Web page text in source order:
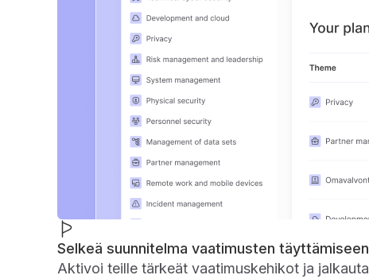
Selkeä suunnitelma vaatimusten täyttämiseen
Aktivoi teille tärkeät vaatimuskehikot ja jalkauta